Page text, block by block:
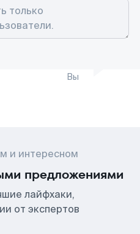
Вы
и интересном
предложениями
лайфхаки,
от экспертов